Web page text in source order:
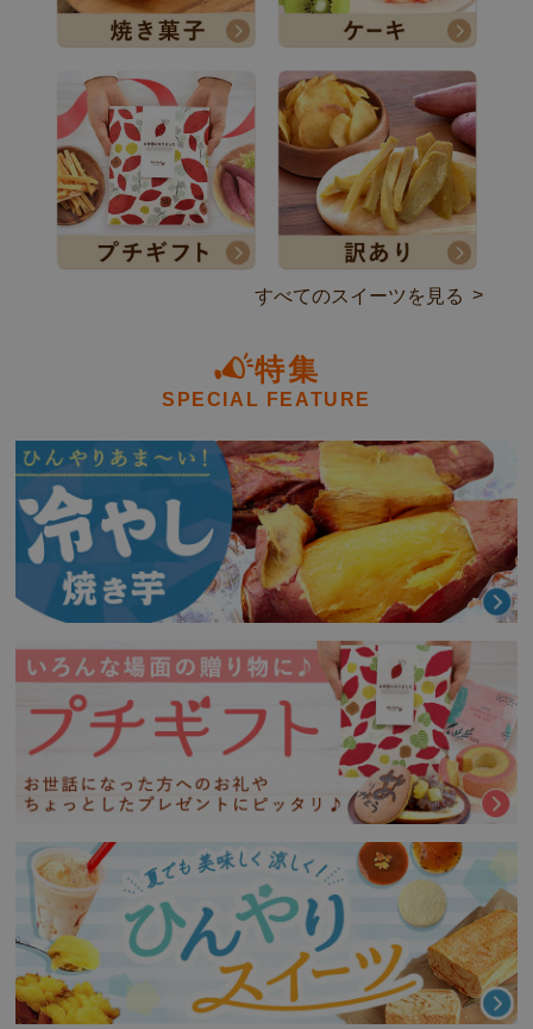
すべてのスイーツを見る
特集
SPECIAL FEATURE